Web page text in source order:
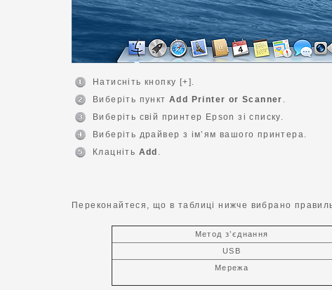
Натисніть кнопку [+].
Виберіть пункт Add Printer or Scanner .
Виберіть свій принтер Epson зі списку.
Виберіть драйвер з ім’ям вашого принтера.
Клацніть Add .
Переконайтеся, що в таблиці нижче вибрано
Метод з’єднання
USB
Мережа